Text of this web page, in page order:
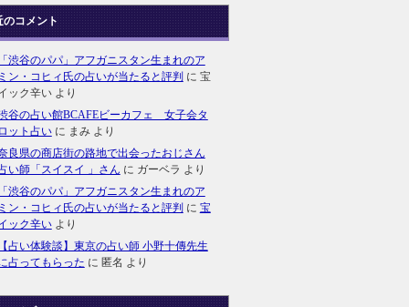
のコメント
渋谷のパパ」アフガニスタン生まれのア
ン・コヒィ氏の占いが当たると評判 に 宝
ック辛いより
谷の占い館BCAFEビーカフェ 女子会タ
ット占いに まみより
良県の商店街の路地で出会ったおじさん
い師「スイスイ 」さん に ガーベラ より
渋谷のパパ」アフガニスタン生まれのア
ン・コヒィ氏の占いが当たると評判 に 宝
ック辛いより
占い体験談】東京の占い師 小野十傳先生
占ってもらった に 匿名 より